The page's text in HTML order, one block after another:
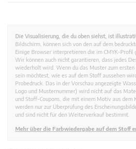
Die Visualisierung, die du oben siehst, ist
Bildschirm, können sich von den auf dem
Einige Browser interpretieren die im CMYK-Profil
Wir können auch nicht garantieren, dass jedes
wiederholt wird. Wenn du das Muster zum
sein möchtest, wie es auf dem Stoff aussehen
Probedruck. Das in der Vorschau angezeigte
Logo und Musternummer) wird nicht auf das
und Stoff-Coupons, die mit einem Motiv aus dem
werden nur zur Überprüfung des
und sind nicht für den Weiterverkauf bestimmt.
Mehr über die Farbwiedergabe auf dem Stoff